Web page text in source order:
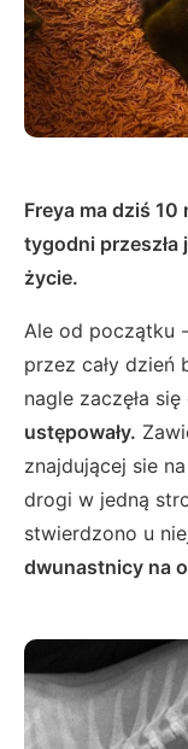
Freya ma dziś
tygodni
życie.
Ale od początku -
przez cały dzień
nagle zaczęła się
ustępowały.
znajdującej sie
drogi w jedną
stwierdzono u
dwunastnicy na